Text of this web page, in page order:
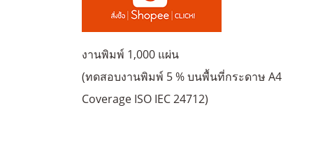
งานพิมพ์ 1,000 แผ่น
(ทดสอบงานพิมพ์ 5 % บนพื้นที่กระดาษ A4
Coverage ISO IEC 24712)